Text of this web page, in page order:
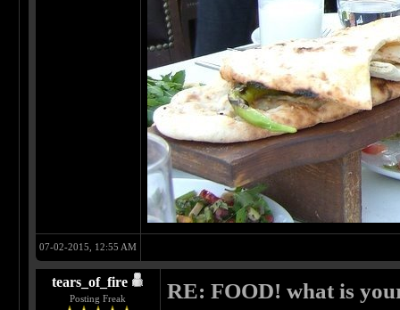
07-02-2015, 12:55 AM
tears_of_fire
Posting Freak RE: FOOD! what is